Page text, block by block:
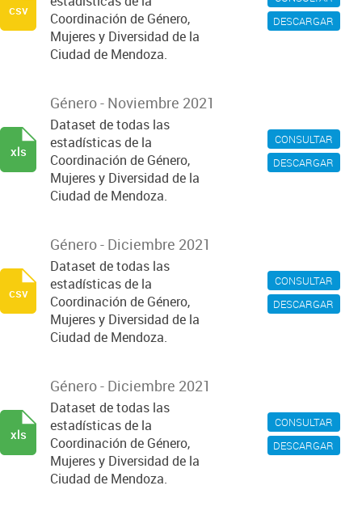
DESCARGAR
Coordinación de Género,
Mujeres y Diversidad de la
Ciudad de Mendoza.
csv
CONSULTAR
DESCARGAR
Género - Noviembre 2021
Dataset de todas las
estadísticas de la
Coordinación de Género,
Mujeres y Diversidad de la
Ciudad de Mendoza.
xls
CONSULTAR
DESCARGAR
Género - Diciembre 2021
Dataset de todas las
estadísticas de la
Coordinación de Género,
Mujeres y Diversidad de la
Ciudad de Mendoza.
csv
CONSULTAR
DESCARGAR
Género - Diciembre 2021
Dataset de todas las
estadísticas de la
Coordinación de Género,
Mujeres y Diversidad de la
Ciudad de Mendoza.
xls